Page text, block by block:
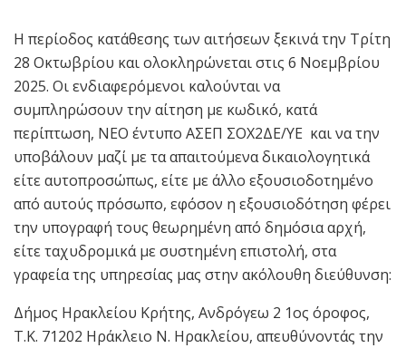
Η περίοδος κατάθεσης των αιτήσεων ξεκινά την Τρίτη
28 Οκτωβρίου και ολοκληρώνεται στις 6 Νοεμβρίου
2025. Οι ενδιαφερόμενοι καλούνται να
συμπληρώσουν την αίτηση με κωδικό, κατά
περίπτωση, ΝΕΟ έντυπο ΑΣΕΠ ΣΟΧ2ΔΕ/ΥΕ και να την
υποβάλουν μαζί με τα απαιτούμενα δικαιολογητικά
είτε αυτοπροσώπως, είτε με άλλο εξουσιοδοτημένο
από αυτούς πρόσωπο, εφόσον η εξουσιοδότηση φέρει
την υπογραφή τους θεωρημένη από δημόσια αρχή,
είτε ταχυδρομικά με συστημένη επιστολή, στα
γραφεία της υπηρεσίας μας στην ακόλουθη διεύθυνση:
Δήμος Ηρακλείου Κρήτης, Ανδρόγεω 2 1ος όροφος,
Τ.Κ. 71202 Ηράκλειο Ν. Ηρακλείου, απευθύνοντάς την